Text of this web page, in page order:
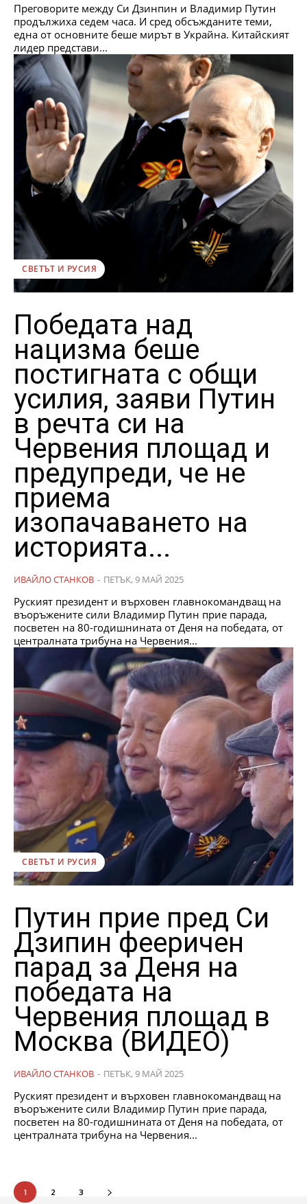
Преговорите между Си Дзинпин и Владимир Путин
продължиха седем часа. И сред обсъжданите теми,
една от основните беше мирът в Украйна. Китайският
лидер представи...
СВЕТЪТ И РУСИЯ
Победата над
нацизма беше
постигната с общи
усилия, заяви Путин
в речта си на
Червения площад и
предупреди, че не
приема
изопачаването на
историята...
ИВАЙЛО СТАНКОВ - ПЕТЪК, 9 МАЙ 2025
Руският президент и върховен главнокомандващ на
въоръжените сили Владимир Путин прие парада,
посветен на 80-годишнината от Деня на победата, от
централната трибуна на Червения...
СВЕТЪТ И РУСИЯ
Путин прие пред Си
Дзипин фееричен
парад за Деня на
победата на
Червения площад в
Москва (ВИДЕО)
ИВАЙЛО СТАНКОВ - ПЕТЪК, 9 МАЙ 2025
Руският президент и върховен главнокомандващ на
въоръжените сили Владимир Путин прие парада,
посветен на 80-годишнината от Деня на победата, от
централната трибуна на Червения...
1 2 3